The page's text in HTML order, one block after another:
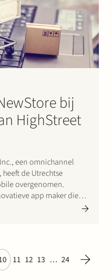
bij
HighStreet
een omnichannel
de Utrechtse
overgenomen.
app maker die
zoals G-star Raw, Vince
11 12 13 … 24